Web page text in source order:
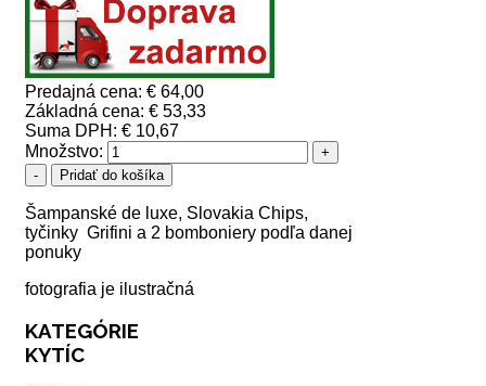
Predajná cena: € 64,00
Základná cena: € 53,33
Suma DPH: € 10,67
Množstvo:
Šampanské de luxe, Slovakia Chips,
tyčinky Grifini a 2 bomboniery podľa danej
ponuky
fotografia je ilustračná
KATEGÓRIE
KYTÍC